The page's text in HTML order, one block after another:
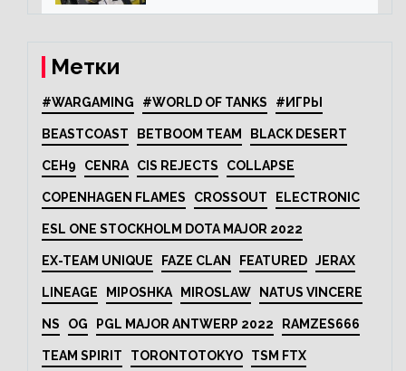
Метки
#WARGAMING #WORLD OF TANKS #ИГРЫ
BEASTCOAST BETBOOM TEAM BLACK DESERT
CEH9 CENRA CIS REJECTS COLLAPSE
COPENHAGEN FLAMES CROSSOUT ELECTRONIC
ESL ONE STOCKHOLM DOTA MAJOR 2022
EX-TEAM UNIQUE FAZE CLAN FEATURED JERAX
LINEAGE MIPOSHKA MIROSLAW NATUS VINCERE
NS OG PGL MAJOR ANTWERP 2022 RAMZES666
TEAM SPIRIT TORONTOTOKYO TSM FTX